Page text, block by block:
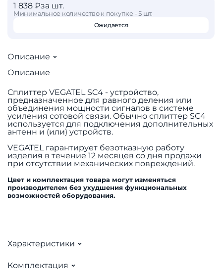
1 838 ₽за шт.
Минимальное количество к покупке - 5 шт.
Ожидается
Описание
Описание
Сплиттер VEGATEL SC4 - устройство,
предназначенное для равного деления или
объединения мощности сигналов в системе
усиления сотовой связи. Обычно сплиттер SC4
используется для подключения дополнительных
антенн и (или) устройств.
VEGATEL гарантирует безотказную работу
изделия в течение 12 месяцев со дня продажи
при отсутствии механических повреждений.
Цвет и комплектация товара могут изменяться
производителем без ухудшения функциональных
возможностей оборудования.
Характеристики
Комплектация